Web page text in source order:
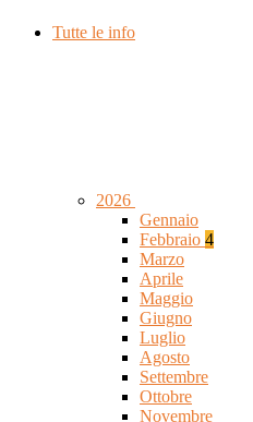
Tutte le info
2026
Gennaio
Febbraio 4
Marzo
Aprile
Maggio
Giugno
Luglio
Agosto
Settembre
Ottobre
Novembre